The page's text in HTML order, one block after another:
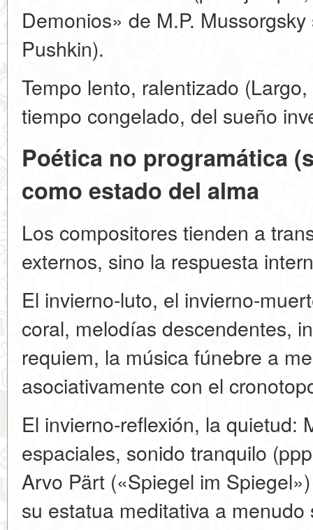
Demonios» de M.P.
Pushkin).
Tempo lento, ralentizado
tiempo congelado, del sueño
Poética no programática
como estado del alma
Los compositores tienden a
externos, sino la respuesta
El invierno-luto, el invierno-
coral, melodías descendentes,
requiem, la música fúnebre a
asociativamente con el
El invierno-reflexión, la quietud:
espaciales, sonido tranquilo
Arvo Pärt («Spiegel im
su estatua meditativa a